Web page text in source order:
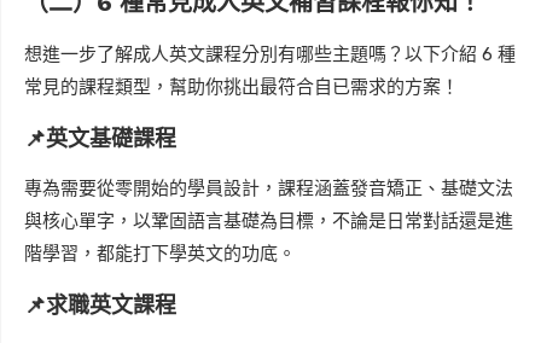
想進一步了解成人英文課程分別有哪些主題嗎？以下介紹 6 種
常見的課程類型，幫助你挑出最符合自已需求的方案！
📌英文基礎課程
專為需要從零開始的學員設計，課程涵蓋發音矯正、基礎文法
與核心單字，以鞏固語言基礎為目標，不論是日常對話還是進
階學習，都能打下學英文的功底。
📌求職英文課程